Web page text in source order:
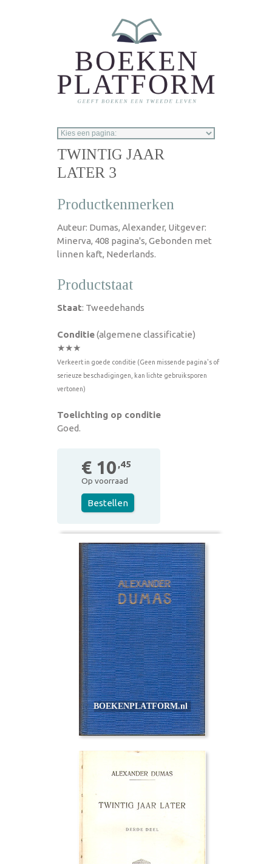
TWINTIG JAAR
LATER 3
Productkenmerken
Auteur: Dumas, Alexander, Uitgever:
Minerva, 408 pagina's, Gebonden met
linnen kaft, Nederlands.
Productstaat
Staat: Tweedehands
Conditie(algemene classificatie)
★★★
Verkeert in goede conditie (Geen missende pagina's of
serieuze beschadigingen, kan lichte gebruiksporen
vertonen)
Toelichting op conditie
Goed.
€ 10 ,45
Op voorraad
Bestellen